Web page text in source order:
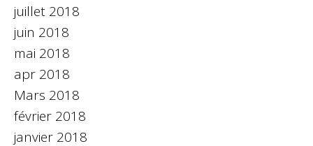
juillet 2018
juin 2018
mai 2018
apr 2018
Mars 2018
février 2018
janvier 2018